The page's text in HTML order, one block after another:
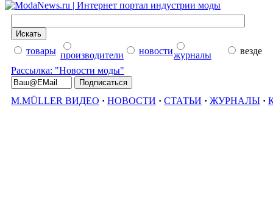
товары производители новостижурналы
везде
Рассылка: "Новости моды"
M.MÜLLER ВИДЕО · НОВОСТИ · СТАТЬИ · ЖУРНАЛЫ ·